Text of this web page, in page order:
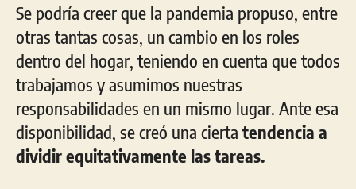
Se podría creer que la pandemia propuso, entre
otras tantas cosas, un cambio en los roles
dentro del hogar, teniendo en cuenta que todos
trabajamos y asumimos nuestras
responsabilidades en un mismo lugar. Ante esa
disponibilidad, se creó una cierta tendencia a
dividir equitativamente las tareas.